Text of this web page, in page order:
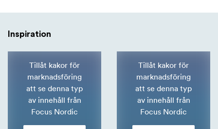
Inspiration
Tillåt kakor för
marknadsföring
att se denna typ
av innehåll från
Focus Nordic
Tillåt kakor för
marknadsföring
att se denna typ
av innehåll från
Focus Nordic